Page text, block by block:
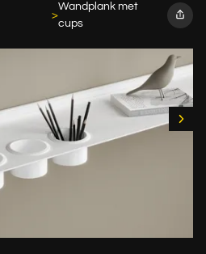
Wandplank met
cups